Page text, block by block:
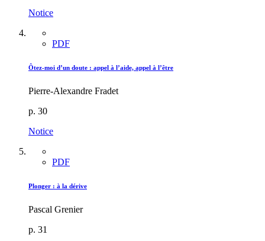
Notice
PDF
Ôtez-moi d’un doute : appel à l’aide, appel à l’être
Pierre-Alexandre Fradet
p. 30
Notice
PDF
Plonger : à la dérive
Pascal Grenier
p. 31